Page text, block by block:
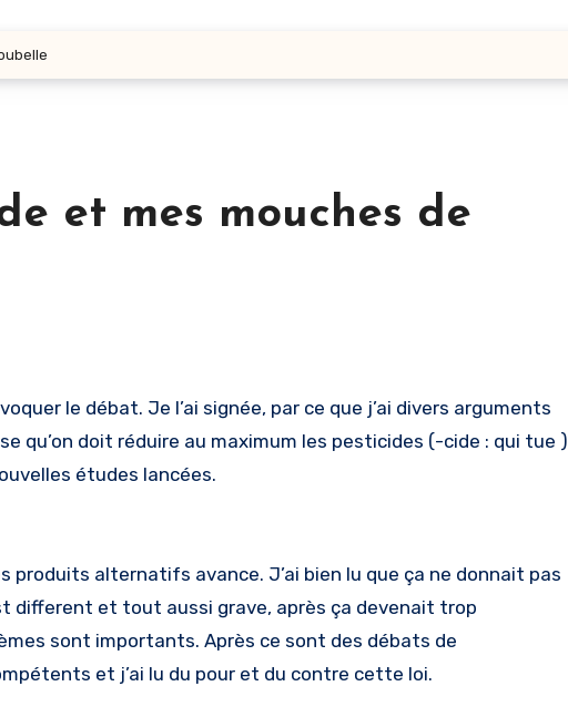
et mes mouches de
le débat. Je l’ai signée, par ce que j’ai divers arguments
qu’on doit réduire au maximum les pesticides (-cide : qui tue )
études lancées.
produits alternatifs avance. J’ai bien lu que ça ne donnait pas
different et tout aussi grave, après ça devenait trop
sont importants. Après ce sont des débats de
et j’ai lu du pour et du contre cette loi.